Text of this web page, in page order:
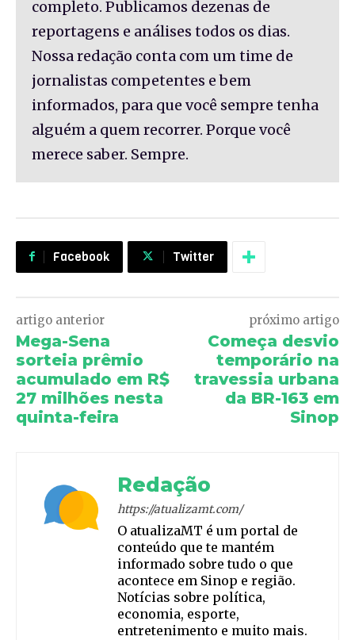
completo. Publicamos dezenas de
reportagens e análises todos os dias.
Nossa redação conta com um time de
jornalistas competentes e bem
informados, para que você sempre tenha
alguém a quem recorrer. Porque você
merece saber. Sempre.
Facebook Twitter
artigo anterior
Mega-Sena
sorteia prêmio
acumulado em R$
27 milhões nesta
quinta-feira
próximo artigo
Começa desvio
temporário na
travessia urbana
da BR-163 em
Sinop
Redação
https://atualizamt.com/
O atualizaMT é um portal de
conteúdo que te mantém
informado sobre tudo o que
acontece em Sinop e região.
Notícias sobre política,
economia, esporte,
entretenimento e muito mais.